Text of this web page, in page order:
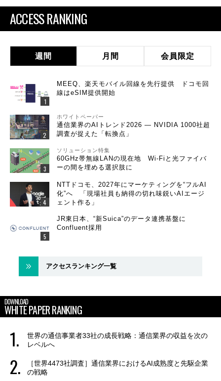
ACCESS RANKING
週間 月間 会員限定
MEEQ、楽天モバイル回線を先行提供 ドコモ回
線はeSIM提供開始
ホワイトペーパー
通信業界のAIトレンド2026 ― NVIDIA 1000社超
調査が捉えた「転換点」
ソリューション特集
60GHz帯無線LANの現在地 Wi-Fiと光ファイバ
ーの間を埋める選択肢に
NTTドコモ、2027年にマーケティングを“フルAI
化”へ 「現場社員も納得の切れ味鋭いAIエージ
ェント作る」
JR東日本、“新Suica”のデータ連携基盤に
Confluent採用
アクセスランキング一覧
DOWNLOAD
WHITE PAPER RANKING
世界の通信事業者33社の成長戦略：通信業界の収益を次の
レベルへ
［世界4473社調査］通信業界におけるAI成熟度と先駆企業
の戦略